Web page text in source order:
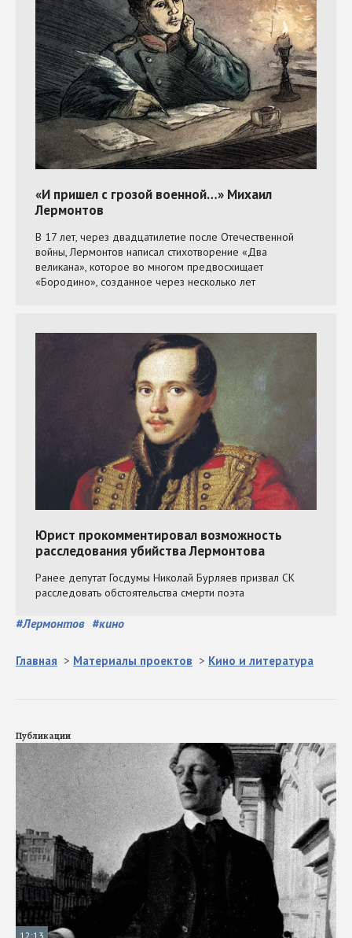
#Лермонтов #кино
Главная > Материалы проектов > Кино и литература
Публикации
12:13